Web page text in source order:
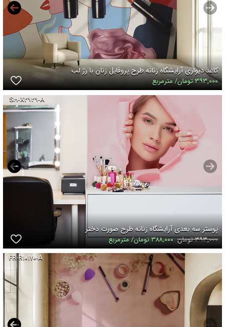
کاغذ دیواری آرایشگاه زنانه طرح پروفایل زنان با رژ لب
۳۹۳,۰۰۰ تومان/ مترمربع
SH-X۲۹۲۹-A
پوستر سه بعدی آرایشگاه زنانه طرح صورت دختر
۳۹۳,۰۰۰ تومان
۳۸۸,۰۰۰ تومان/ مترمربع
FR-R۱۰۱۷۰-A